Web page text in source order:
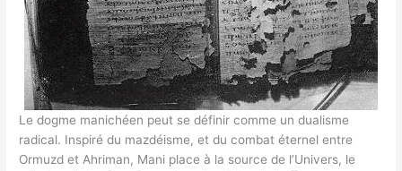
Le dogme manichéen peut se définir comme un dualisme
radical. Inspiré du mazdéisme, et du combat éternel entre
Ormuzd et Ahriman, Mani place à la source de l’Univers, le